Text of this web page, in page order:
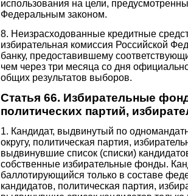
использования на цели,
Федеральным законом.
8. Неизрасходованные кредитные
избирательная комиссия Российской
банку, предоставившему
чем через три месяца со дня
общих результатов выборов.
Статья 66. Избирательные
политических партий,
1. Кандидат, выдвинутый по
округу, политическая партия,
выдвинувшие список (списки)
собственные избирательные фонды.
баллотирующийся только в составе
кандидатов, политическая партия,